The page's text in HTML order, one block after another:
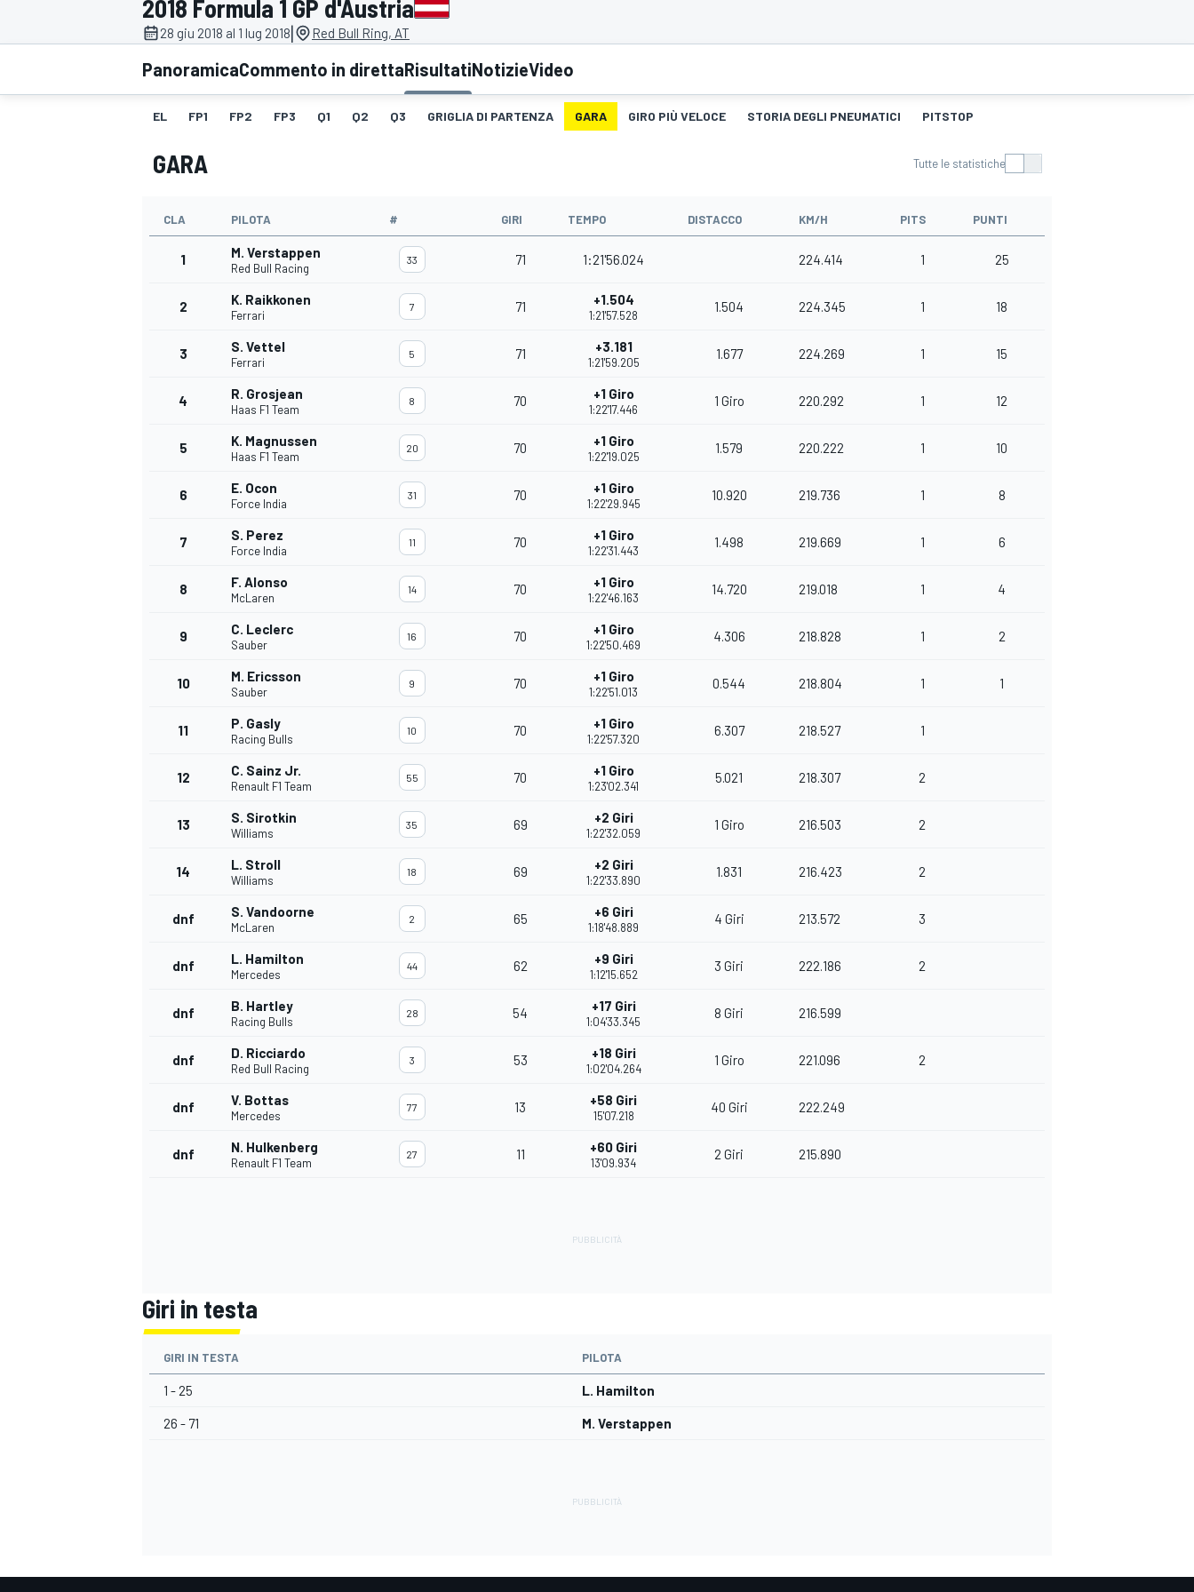
MOTOGP WEC
WRC
MONOPOSTO
2018 Formula 1 GP d'Austria
28 giu 2018 al 1 lug 2018| Red Bull Ring, AT
PanoramicaCommento in direttaRisultatiNotizieVideo
EL FP1 FP2 FP3 Q1 Q2 Q3 GRIGLIA DI PARTENZA GARA GIRO PIÙ VELOCE STORIA DEGLI PNEUMATICI PITSTOP
GARA Tutte le statistiche
CLA PILOTA # GIRI TEMPO DISTACCO KM/H PITS PUNTI
1 M. Verstappen
Red Bull Racing
33 71 1:21'56.024 224.414 1 25
2 K. Raikkonen
Ferrari
7 71 +1.504
1:21'57.528
1.504 224.345 1 18
3 S. Vettel
Ferrari
5 71 +3.181
1:21'59.205
1.677 224.269 1 15
4 R. Grosjean
Haas F1 Team
8 70 +1 Giro
1:22'17.446
1 Giro 220.292 1 12
5 K. Magnussen
Haas F1 Team
20 70 +1 Giro
1:22'19.025
1.579 220.222 1 10
6 E. Ocon
Force India
31 70 +1 Giro
1:22'29.945
10.920 219.736 1 8
7 S. Perez
Force India
11 70 +1 Giro
1:22'31.443
1.498 219.669 1 6
8 F. Alonso
McLaren
14 70 +1 Giro
1:22'46.163
14.720 219.018 1 4
9 C. Leclerc
Sauber
16 70 +1 Giro
1:22'50.469
4.306 218.828 1 2
10 M. Ericsson
Sauber
9 70 +1 Giro
1:22'51.013
0.544 218.804 1 1
11 P. Gasly
Racing Bulls
10 70 +1 Giro
1:22'57.320
6.307 218.527 1
12 C. Sainz Jr.
Renault F1 Team
55 70 +1 Giro
1:23'02.341
5.021 218.307 2
13 S. Sirotkin
Williams
35 69 +2 Giri
1:22'32.059
1 Giro 216.503 2
14 L. Stroll
Williams
18 69 +2 Giri
1:22'33.890
1.831 216.423 2
dnf S. Vandoorne
McLaren
2 65 +6 Giri
1:18'48.889
4 Giri 213.572 3
dnf L. Hamilton
Mercedes
44 62 +9 Giri
1:12'15.652
3 Giri 222.186 2
dnf B. Hartley
Racing Bulls
28 54 +17 Giri
1:04'33.345
8 Giri 216.599
dnf D. Ricciardo
Red Bull Racing
3 53 +18 Giri
1:02'04.264
1 Giro 221.096 2
dnf V. Bottas
Mercedes
77 13 +58 Giri
15'07.218
40 Giri 222.249
dnf N. Hulkenberg
Renault F1 Team
27 11 +60 Giri
13'09.934
2 Giri 215.890
Giri in testa
GIRI IN TESTA PILOTA
1 - 25 L. Hamilton
26 - 71 M. Verstappen